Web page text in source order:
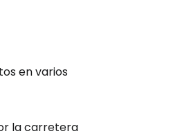
en varios
la carretera